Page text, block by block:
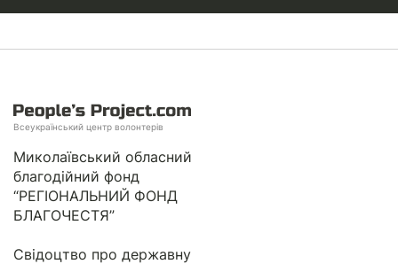
Всеукраїнський центр волонтерів
Миколаївський обласний
благодійний фонд
“РЕГІОНАЛЬНИЙ ФОНД
БЛАГОЧЕСТЯ”
Свідоцтво про державну